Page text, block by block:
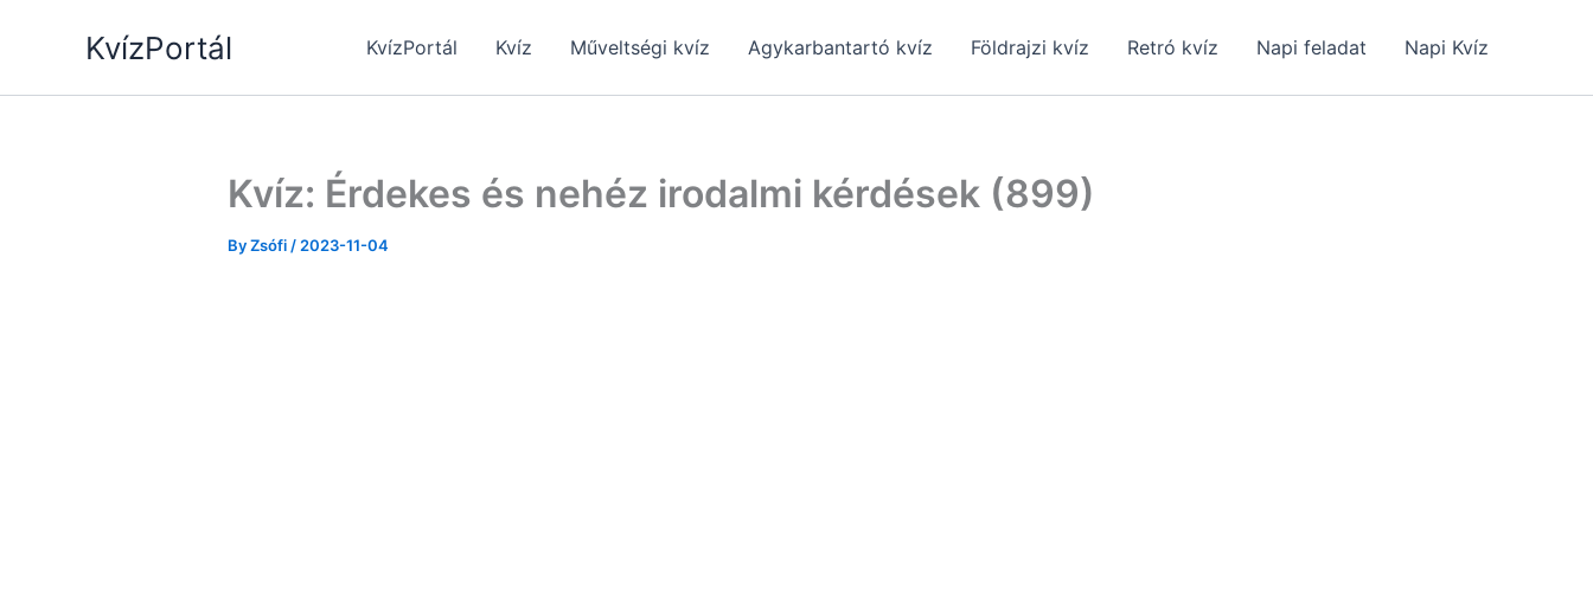
KvízPortál KvízPortál Kvíz Műveltségi kvíz Agykarbantartó kvíz Földrajzi kvíz Retró kvíz Napi feladat Napi Kvíz
Kvíz: Érdekes és nehéz irodalmi kérdések (899)
ByZsófi / 2023-11-04